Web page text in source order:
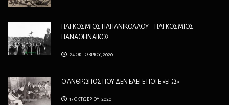
ΠΑΓΚΟΣΜΙΟΣ ΠΑΠΑΝΙΚΟΛΑΟΥ – ΠΑΓΚΟΣΜΙΟΣ
ΠΑΝΑΘΗΝΑΪΚΟΣ
24 ΟΚΤΩΒΡΙΟΥ, 2020
Ο ΑΝΘΡΩΠΟΣ ΠΟΥ ΔΕΝ ΕΛΕΓΕ ΠΟΤΕ «ΕΓΩ»
15 ΟΚΤΩΒΡΙΟΥ, 2020